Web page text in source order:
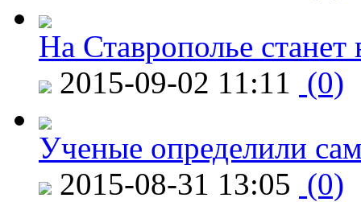
На Ставрополье
2015-09-02 11:11 (0)
Ученые определили
2015-08-31 13:05 (0)